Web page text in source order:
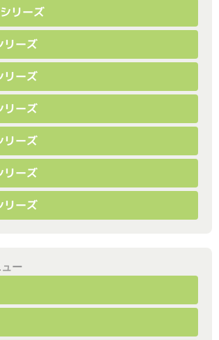
リーズ
リーズ
リーズ
リーズ
リーズ
リーズ
リーズ
ー